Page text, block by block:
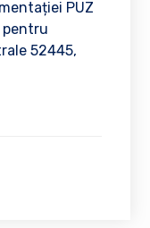
PUZ
52445,